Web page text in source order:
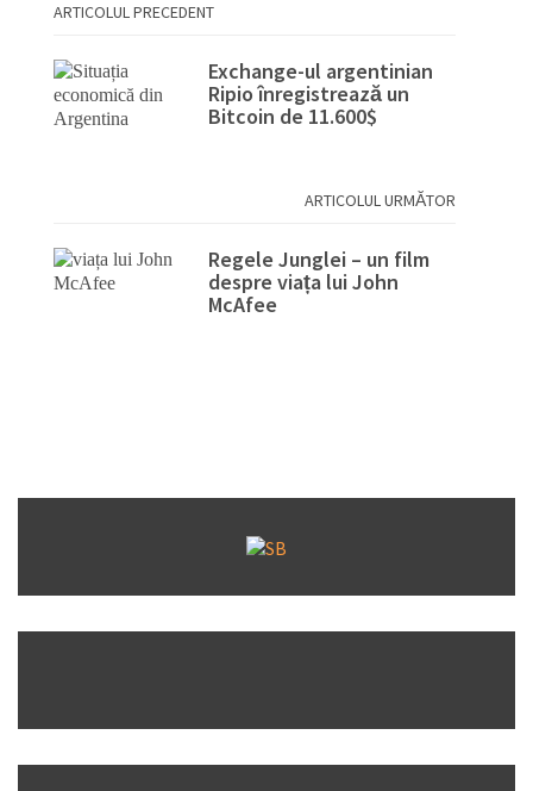
ARTICOLUL PRECEDENT
Exchange-ul argentinian
Ripio înregistrează un
Bitcoin de 11.600$
ARTICOLUL URMĂTOR
Regele Junglei – un film
despre viața lui John
McAfee